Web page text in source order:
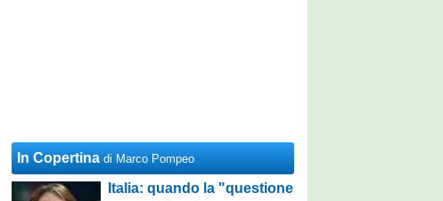
In Copertina di Marco Pompeo
Italia: quando la "questione